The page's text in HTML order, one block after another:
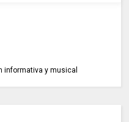
informativa y musical